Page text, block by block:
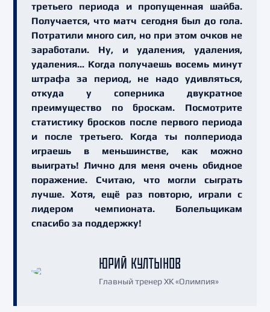
третьего периода и пропущенная шайба.
Получается, что матч сегодня был до гола.
Потратили много сил, но при этом очков не
заработали. Ну, и удаления, удаления,
удаления... Когда получаешь восемь минут
штрафа за период, не надо удивляться,
откуда у соперника двукратное
преимущество по броскам. Посмотрите
статистику бросков после первого периода
и после третьего. Когда ты полпериода
играешь в меньшинстве, как можно
выиграть! Лично для меня очень обидное
поражение. Считаю, что могли сыграть
лучше. Хотя, ещё раз повторю, играли с
лидером чемпионата. Болельщикам
спасибо за поддержку!
ЮРИЙ КУЛТЫНОВ
Главный тренер ХК «Олимпия»